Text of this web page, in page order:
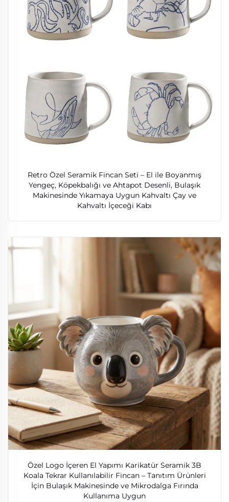
Retro Özel Seramik Fincan Seti – El ile Boyanmış
Yengeç, Köpekbalığı ve Ahtapot Desenli, Bulaşık
Makinesinde Yıkamaya Uygun Kahvaltı Çay ve
Kahvaltı İçeceği Kabı
Özel Logo İçeren El Yapımı Karikatür Seramik 3B
Koala Tekrar Kullanılabilir Fincan – Tanıtım Ürünleri
İçin Bulaşık Makinesinde ve Mikrodalga Fırında
Kullanıma Uygun